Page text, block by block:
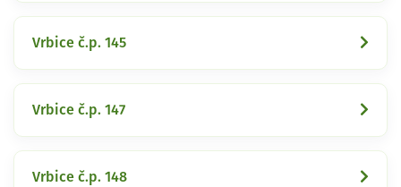
Vrbice č.p. 145
Vrbice č.p. 147
Vrbice č.p. 148